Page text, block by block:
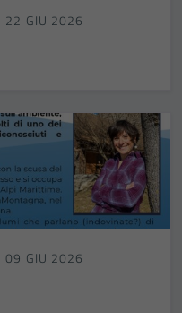
22 GIU 2026
09 GIU 2026